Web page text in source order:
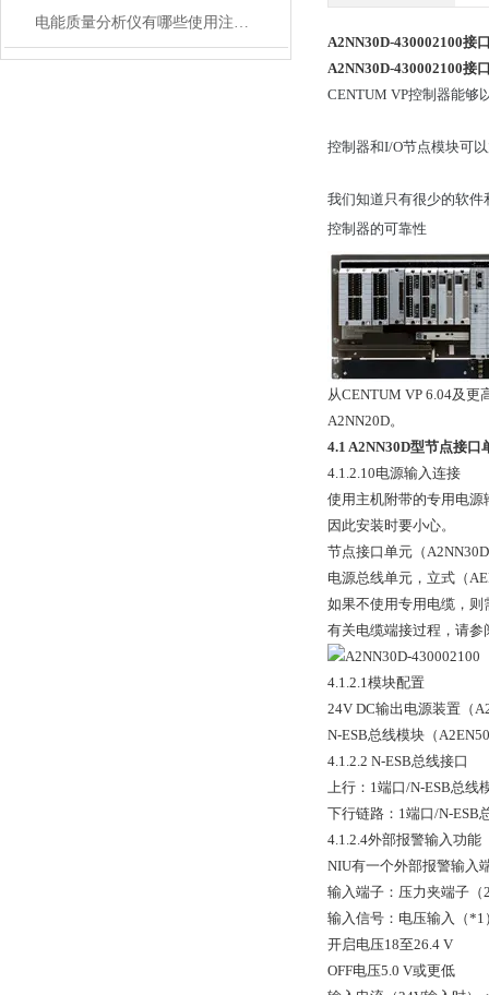
电能质量分析仪有哪些使用注意事项
A2NN30D-430002100接
A2NN30D-430002100接
CENTUM VP控制器能够
控制器和I/O节点模块可
我们知道只有很少的软件
控制器的可靠性
从CENTUM VP 6.04及
A2NN20D。
4.1 A2NN30D型节点接口
4.1.2.10电源输入连接
使用主机附带的专用电源
因此安装时要小心。
节点接口单元（
电源总线单元，立式（
如果不使用专用电缆，
有关电缆端接过程，请参
4.1.2.1模块配置
24V DC输出电源装置（
N-ESB总线模块（
4.1.2.2 N-ESB总线接口
上行：1端口/N-ESB总线
下行链路：1端口/N-ESB
4.1.2.4外部报警输入功能
NIU有一个外部报警输入
输入端子：压力夹端子（
输入信号：电压输入（*1
开启电压18至26.4 V
OFF电压5.0 V或更低